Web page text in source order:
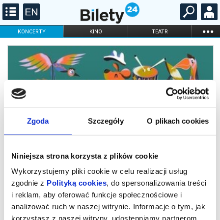
Zgoda Szczegóły O plikach cookies
Niniejsza strona korzysta z plików cookie
Wykorzystujemy pliki cookie w celu realizacji usług
zgodnie z Polityką cookies, do spersonalizowania treści
i reklam, aby oferować funkcje społecznościowe i
analizować ruch w naszej witrynie. Informacje o tym, jak
korzystasz z naszej witryny, udostępniamy partnerom
KONCERTY KINO TEATR ...
FILHARMONIA OPERA I BALET
DLA DZIECI
ONLINE KARNETY
Akademia WioliMisia Zespół SVAHY